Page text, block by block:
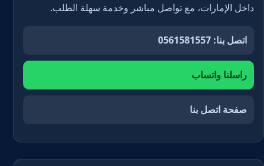
داخل الإمارات، مع تواصل مباشر وخدمة سهلة الطلب.
اتصل بنا: 0561581557
راسلنا واتساب
صفحة اتصل بنا